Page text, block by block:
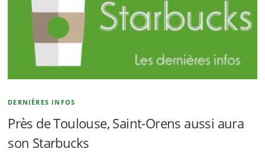
DERNIÈRES INFOS
Près de Toulouse, Saint-Orens aussi aura
son Starbucks